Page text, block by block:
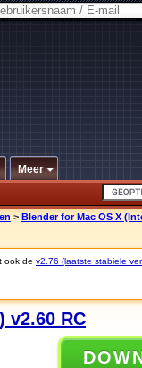
Meer
> Blender for Mac OS X
ook de v2.76 (laatste stabiele
v2.60 RC